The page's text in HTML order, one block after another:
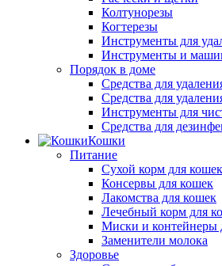
Колтунорезы
Когтерезы
Инструменты для
Инструменты и
Порядок в доме
Средства для
Средства для
Инструменты для
Средства для
Кошки
Питание
Сухой корм для кошек
Консервы для кошек
Лакомства для кошек
Лечебный корм для
Миски и контейнеры
Заменители молока
Здоровье